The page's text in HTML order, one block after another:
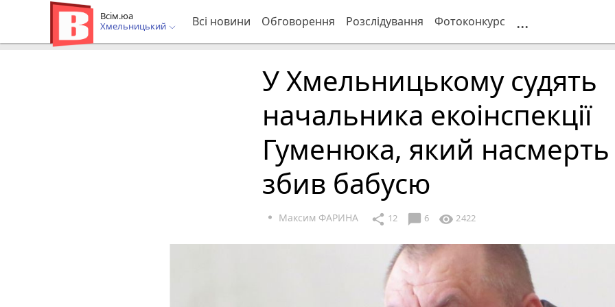
Всім.юа
Хмельницький
Всі новини Обговорення Розслідування Фотоконкурс ...
У Хмельницькому судять
начальника екоінспекції
Гуменюка, який насмерть
збив бабусю
Максим ФАРИНА share 12 chat_bubble 6 visibility 2422